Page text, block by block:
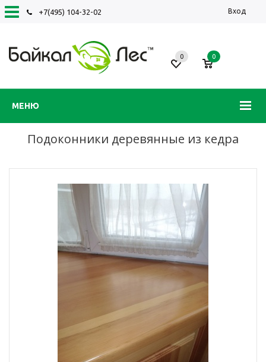
+7(495) 104-32-02 Вход
МЕНЮ
0 0
Подоконники деревянные из кедра